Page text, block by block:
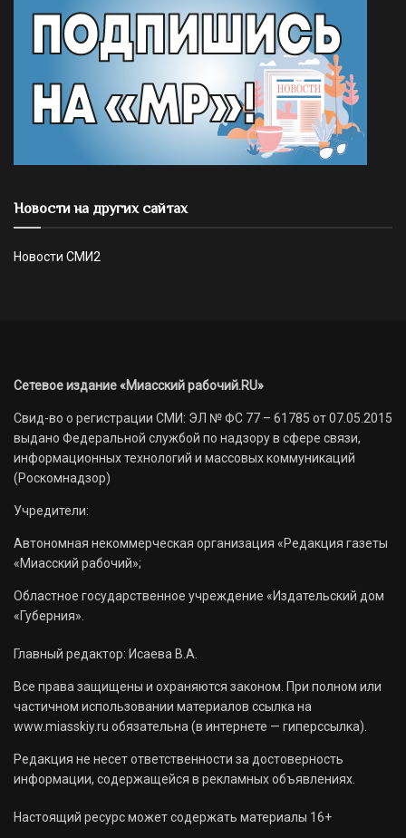
Новости на других сайтах
Новости СМИ2
Сетевое издание «Миасский рабочий.RU»
Свид-во о регистрации СМИ: ЭЛ № ФС 77 – 61785 от 07.05.2015
выдано Федеральной службой по надзору в сфере связи,
информационных технологий и массовых коммуникаций
(Роскомнадзор)
Учредители:
Автономная некоммерческая организация «Редакция газеты
«Миасский рабочий»;
Областное государственное учреждение «Издательский дом
«Губерния».
Главный редактор: Исаева В.А.
Все права защищены и охраняются законом. При полном или
частичном использовании материалов ссылка на
www.miasskiy.ru обязательна (в интернете — гиперссылка).
Редакция не несет ответственности за достоверность
информации, содержащейся в рекламных объявлениях.
Настоящий ресурс может содержать материалы 16+